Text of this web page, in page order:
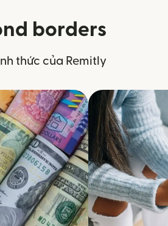
borders
thức của Remitly